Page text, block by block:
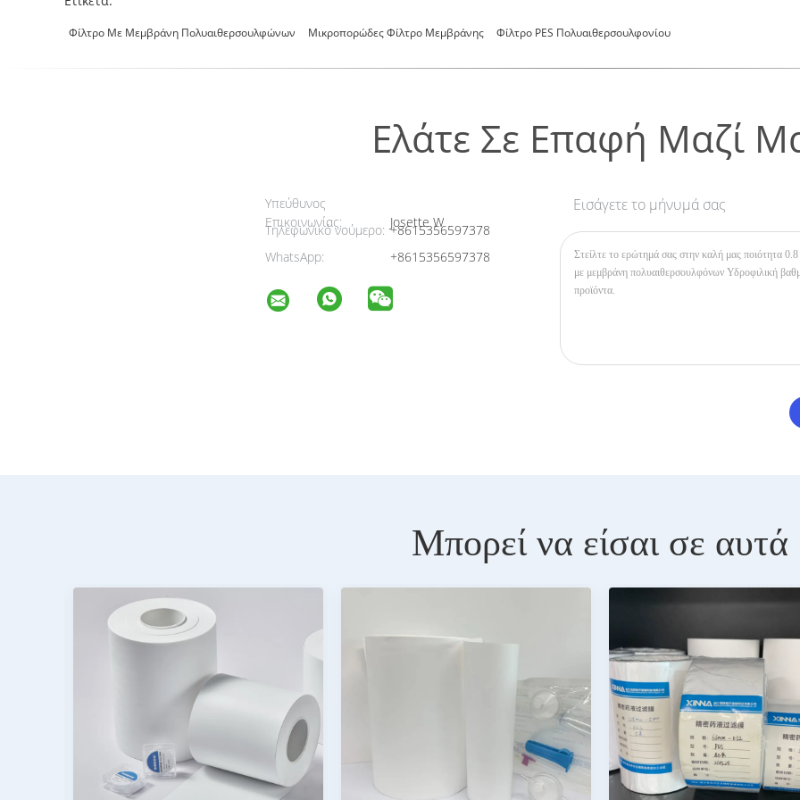
Φίλτρο Με Μεμβράνη Πολυαιθερσουλφώνων Μικροπορώδες Φίλτρο Μεμβράνης Φίλτρο PES Πολυαιθερσουλφονίου
Ελάτε Σε Επαφή Μαζί
Υπεύθυνος
Επικοινωνίας:
Josette W
Τηλεφωνικό νούμερο: +8615356597378
WhatsApp:
+8615356597378
Εισάγετε το μήνυμά σας
Μπορεί να είσαι σε αυτά